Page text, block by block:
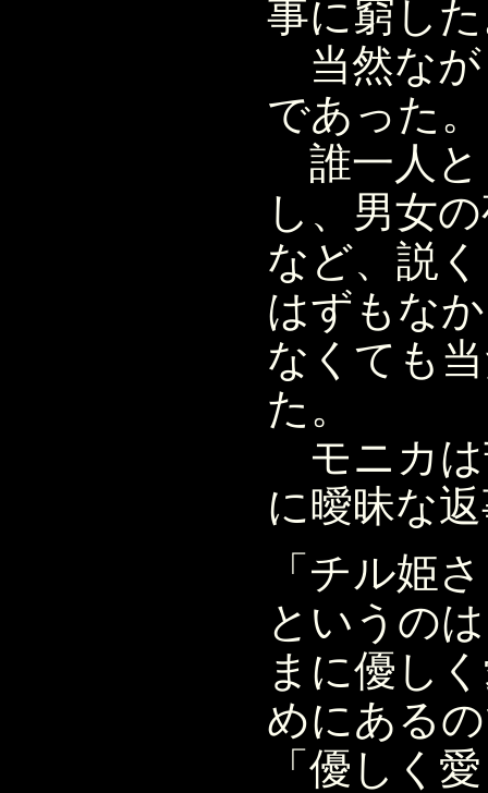
事に窮し
当然なが
であった。
誰一人と
し、男女
など、説
はずもな
なくても
た。
モニカは
に曖昧な
「チル姫
というの
まに優し
めにある
「優しく